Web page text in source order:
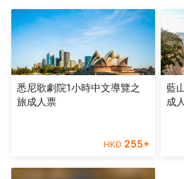
悉尼歌劇院1小時中文導覽之
旅成人票
HKD 255+
藍
成